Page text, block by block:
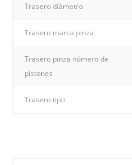
Trasero diámetro
Trasero marca pinza
Trasero pinza número de
pistones
Trasero tipo